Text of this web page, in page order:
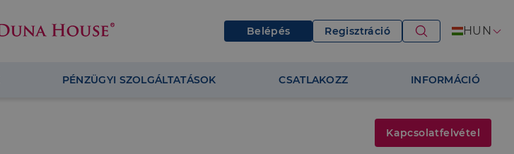
Belépés Regisztráció HUN
PÉNZÜGYI SZOLGÁLTATÁSOK CSATLAKOZZ INFORMÁCIÓ
Kapcsolatfelvétel